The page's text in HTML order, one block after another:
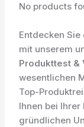
No products
Entdecken
mit unserem
Produkttest &
wesentlichen
Top-
Ihnen bei
gründlichen